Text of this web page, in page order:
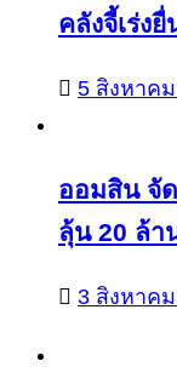
คลังจี้เร่ง
5 สิงหาค
ออมสิน จั
ลุ้น 20 ล้า
3 สิงหาค